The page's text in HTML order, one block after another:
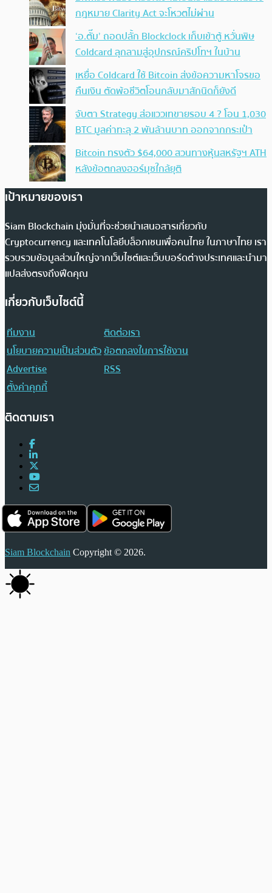
กฎหมาย Clarity Act จะโหวตไม่ผ่าน
‘อ.ตั๊ม’ ถอดปลั้ก Blockclock เก็บเข้าตู้ หวั่นพิษ
Coldcard ลุกลามสู่อุปกรณ์คริปโทฯ ในบ้าน
เหยื่อ Coldcard ใช้ Bitcoin ส่งข้อความหาโจรขอ
คืนเงิน ตัดพ้อชีวิตโอนกลับมาสักนิดก็ยังดี
จับตา Strategy ส่อแววเทขายรอบ 4 ? โอน 1,030
BTC มูลค่าทะลุ 2 พันล้านบาท ออกจากกระเป๋า
Bitcoin ทรงตัว $64,000 สวนทางหุ้นสหรัฐฯ ATH
หลังข้อตกลงฮอร์มุซใกล้ยุติ
เป้าหมายของเรา
Siam Blockchain มุ่งมั่นที่จะช่วยนำเสนอสารเกี่ยวกับ
Cryptocurrency และเทคโนโลยีบล็อกเชนเพื่อคนไทย ในภาษาไทย เรา
รวบรวมข้อมูลส่วนใหญ่จากเว็บไซต์และเว็บบอร์ดต่างประเทศและนำมา
แปลส่งตรงถึงฟีดคุณ
เกี่ยวกับเว็บไซต์นี้
ทีมงาน
ติดต่อเรา
นโยบายความเป็นส่วนตัวข้อตกลงในการใช้งาน
Advertise
RSS
ตั้งค่าคุกกี้
ติดตามเรา
Siam Blockchain Copyright © 2026.